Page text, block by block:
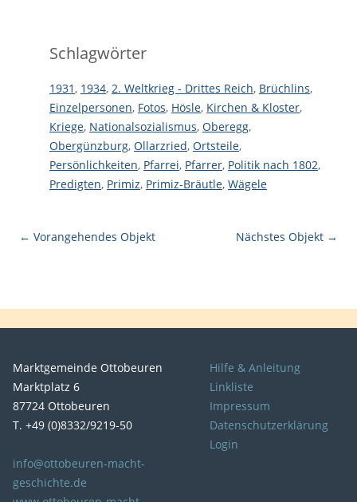
Schlagwörter
1931, 1934, 2. Weltkrieg - Drittes Reich, Brüchlins,
Einzelpersonen, Fotos, Hösle, Kirchen & Kloster,
Kriege, Nationalsozialismus, Oberegg,
Obergünzburg, Ollarzried, Ortsteile,
Persönlichkeiten, Pfarrei, Pfarrer, Politik nach 1802,
Predigten, Primiz, Primiz-Bräutle, Wägele
← Vorangehendes Objekt Nächstes Objekt →
Marktgemeinde Ottobeuren
Marktplatz 6
87724 Ottobeuren
T. +49 (0)8332/9219-50
info@ottobeuren-macht-
geschichte.de
Hilfe & Anleitung
Linkliste
Impressum
Datenschutzerklärung
Login